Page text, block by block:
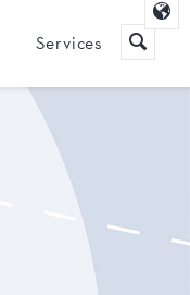
Services